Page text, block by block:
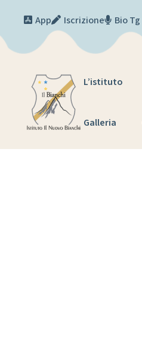
App Iscrizione Bio Tg
L’istituto
Galleria